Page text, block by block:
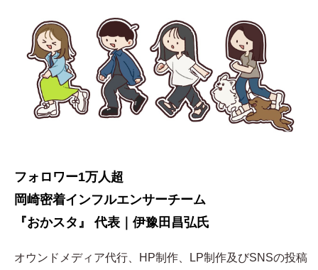
フォロワー1万人超
岡崎密着インフルエンサーチーム
『おかスタ』 代表｜伊豫田昌弘氏
オウンドメディア代行、HP制作、LP制作及びSNSの投稿